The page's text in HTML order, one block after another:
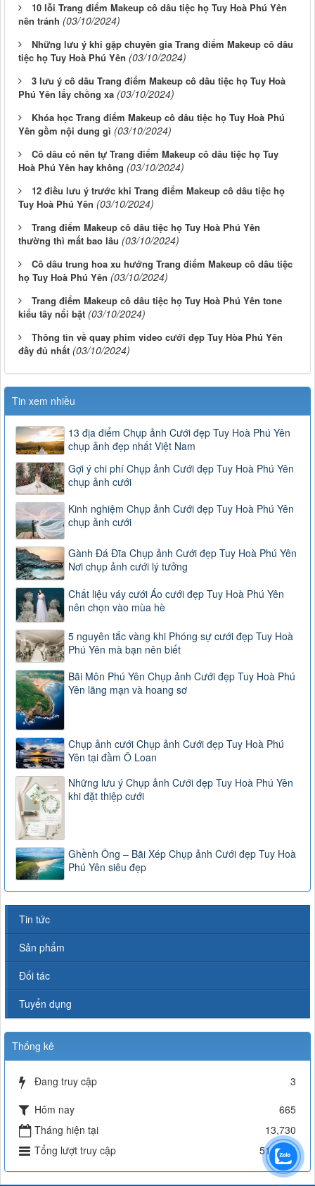
10 lỗi Trang điểm Makeup cô dâu tiệc họ Tuy Hoà Phú Yên
nên tránh (03/10/2024)
Những lưu ý khi gặp chuyên gia Trang điểm Makeup cô dâu
tiệc họ Tuy Hoà Phú Yên (03/10/2024)
3 lưu ý cô dâu Trang điểm Makeup cô dâu tiệc họ Tuy Hoà
Phú Yên lấy chồng xa (03/10/2024)
Khóa học Trang điểm Makeup cô dâu tiệc họ Tuy Hoà Phú
Yên gồm nội dung gì (03/10/2024)
Cô dâu có nên tự Trang điểm Makeup cô dâu tiệc họ Tuy
Hoà Phú Yên hay không (03/10/2024)
12 điều lưu ý trước khi Trang điểm Makeup cô dâu tiệc họ
Tuy Hoà Phú Yên (03/10/2024)
Trang điểm Makeup cô dâu tiệc họ Tuy Hoà Phú Yên
thường thì mất bao lâu (03/10/2024)
Cô dâu trung hoa xu hướng Trang điểm Makeup cô dâu tiệc
họ Tuy Hoà Phú Yên (03/10/2024)
Trang điểm Makeup cô dâu tiệc họ Tuy Hoà Phú Yên tone
kiểu tây nổi bật (03/10/2024)
Thông tin về quay phim video cưới đẹp Tuy Hòa Phú Yên
đầy đủ nhất (03/10/2024)
Tin xem nhiều
13 địa điểm Chụp ảnh Cưới đẹp Tuy Hoà Phú Yên
chụp ảnh đẹp nhất Việt Nam
Gợi ý chi phí Chụp ảnh Cưới đẹp Tuy Hoà Phú Yên
chụp ảnh cưới
Kinh nghiệm Chụp ảnh Cưới đẹp Tuy Hoà Phú Yên
chụp ảnh cưới
Gành Đá Đĩa Chụp ảnh Cưới đẹp Tuy Hoà Phú Yên
Nơi chụp ảnh cưới lý tưởng
Chất liệu váy cưới Áo cưới đẹp Tuy Hoà Phú Yên
nên chọn vào mùa hè
5 nguyên tắc vàng khi Phóng sự cưới đẹp Tuy Hoà
Phú Yên mà bạn nên biết
Bãi Môn Phú Yên Chụp ảnh Cưới đẹp Tuy Hoà Phú
Yên lãng mạn và hoang sơ
Chụp ảnh cưới Chụp ảnh Cưới đẹp Tuy Hoà Phú
Yên tại đầm Ô Loan
Những lưu ý Chụp ảnh Cưới đẹp Tuy Hoà Phú Yên
khi đặt thiệp cưới
Ghềnh Ông – Bãi Xép Chụp ảnh Cưới đẹp Tuy Hoà
Phú Yên siêu đẹp
Tin tức
Sản phẩm
Đối tác
Tuyển dụng
Thống kê
Đang truy cập
3
Hôm nay
665
Tháng hiện tại
13,730
Tổng lượt truy cập
514,692